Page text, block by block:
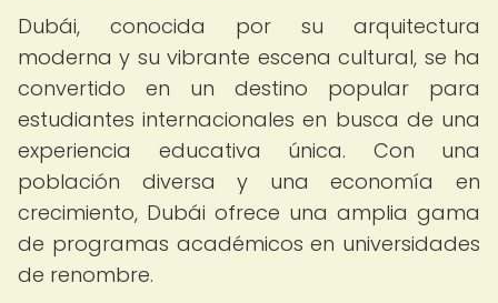
Dubái, conocida por su arquitectura
moderna y su vibrante escena cultural, se ha
convertido en un destino popular para
estudiantes internacionales en busca de una
experiencia educativa única. Con una
población diversa y una economía en
crecimiento, Dubái ofrece una amplia gama
de programas académicos en universidades
de renombre.